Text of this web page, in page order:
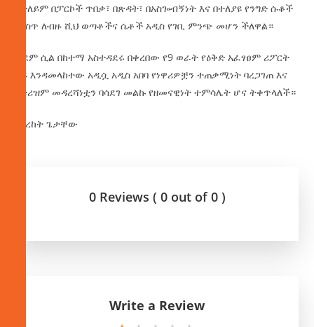
በተለይም በፓርኮች ጥበቃ፣ በጽዳት፣ በአስጐብኝነት እና በተለያዩ የንግድ ሱቆች
ውስጥ ለብዙ ሺህ ወጣቶችና ሴቶች አዲስ የገቢ ምንጭ መሆን ችለዋል።
ቀደም ሲል በከተማ አስተዳደሩ በቀረበው የ9 ወራት የዕቅድ አፈፃፀም ሪፖርት
ላይ እንዳመላከተው አዲሷ አዲስ አበባ የነዋሪዎቿን ተጠቃሚነት ባረጋገጠ እና
የቱሪዝም መዳረሻነቷን ባሳደገ መልኩ የዘመናዊነት ተምሳሌት ሆና ትቀጥላለች።
በበረከት ጌታቸው
0 Reviews ( 0 out of 0 )
Write a Review